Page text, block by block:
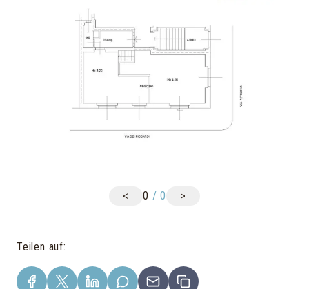
< 0 /0 >
Teilen auf: